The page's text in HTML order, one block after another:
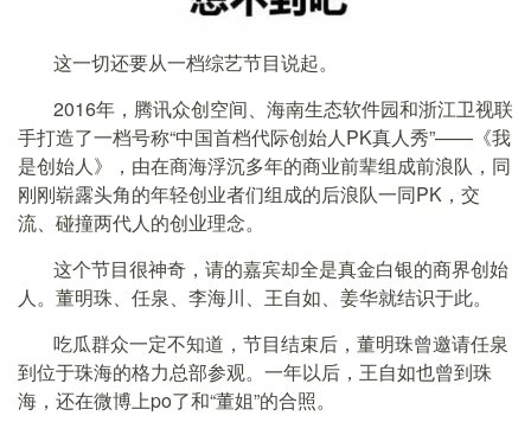
这一切还要从一档综艺节目说起。
2016年，腾讯众创空间、海南生态软件园和浙江卫视联
手打造了一档号称“中国首档代际创始人PK真人秀”——《我
是创始人》，由在商海浮沉多年的商业前辈组成前浪队，同
刚刚崭露头角的年轻创业者们组成的后浪队一同PK，交
流、碰撞两代人的创业理念。
这个节目很神奇，请的嘉宾却全是真金白银的商界创始
人。董明珠、任泉、李海川、王自如、姜华就结识于此。
吃瓜群众一定不知道，节目结束后，董明珠曾邀请任泉
到位于珠海的格力总部参观。一年以后，王自如也曾到珠
海，还在微博上po了和“董姐”的合照。